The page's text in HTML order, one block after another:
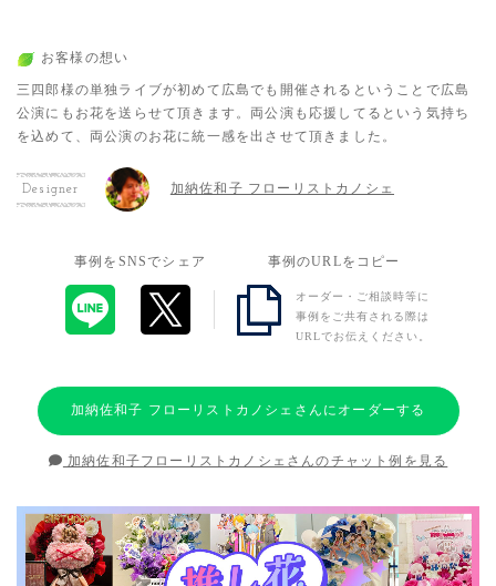
お客様の想い
三四郎様の単独ライブが初めて広島でも開催されるということで広島
公演にもお花を送らせて頂きます。両公演も応援してるという気持ち
を込めて、両公演のお花に統一感を出させて頂きました。
Designer 加納佐和子 フローリストカノシェ
事例をSNSでシェア 事例のURLをコピー
オーダー・ご相談時等に
事例をご共有される際は
URLでお伝えください。
加納佐和子 フローリストカノシェさんにオーダーする
加納佐和子フローリストカノシェさんのチャット例を見る